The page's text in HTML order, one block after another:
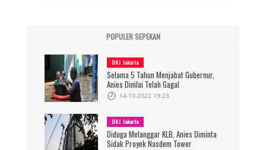
POPULER SEPEKAN
DKI Jakarta
Selama 5 Tahun Menjabat Gubernur,
Anies Dinilai Telah Gagal
14-10-2022 19:23
DKI Jakarta
Diduga Melanggar KLB, Anies Diminta
Sidak Proyek Nasdem Tower